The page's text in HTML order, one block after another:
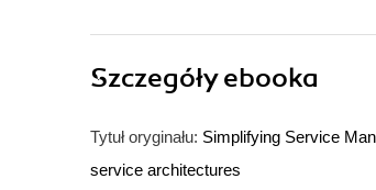
Szczegółyebooka
Tytuł oryginału: Simplifying Service
service architectures